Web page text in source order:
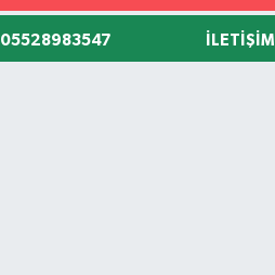
05528983547 İLETIŞIM